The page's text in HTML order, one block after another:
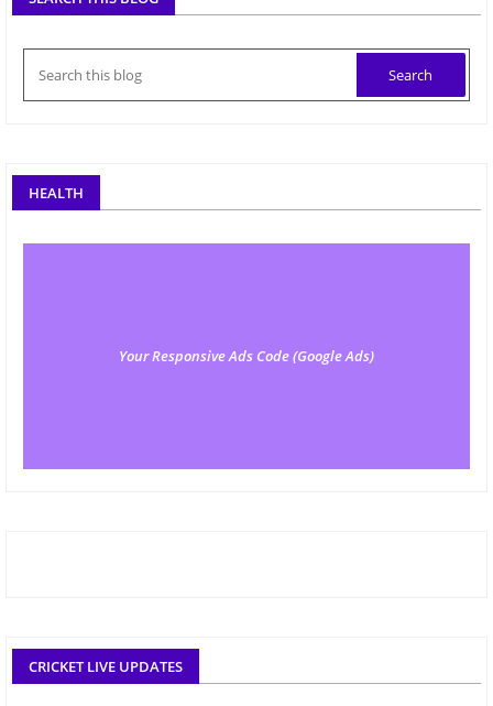
HEALTH
Your Responsive Ads Code (Google Ads)
CRICKET LIVE UPDATES